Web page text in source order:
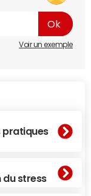
Voir un exemple
pratiques
du stress